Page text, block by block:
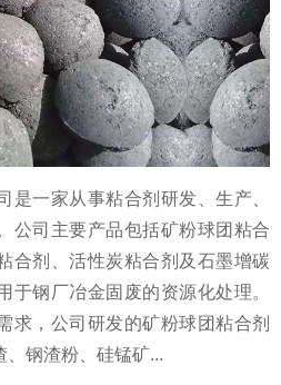
是一家从事粘合剂研发、生产、
公司主要产品包括矿粉球团粘合
合剂、活性炭粘合剂及石墨增碳
于钢厂冶金固废的资源化处理。
求，公司研发的矿粉球团粘合剂
钢渣粉、硅锰矿...